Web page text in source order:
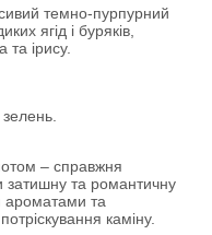
темно-пурпурний
ягід і буряків,
ірису.
– справжня
затишну та романтичну
та
каміну.